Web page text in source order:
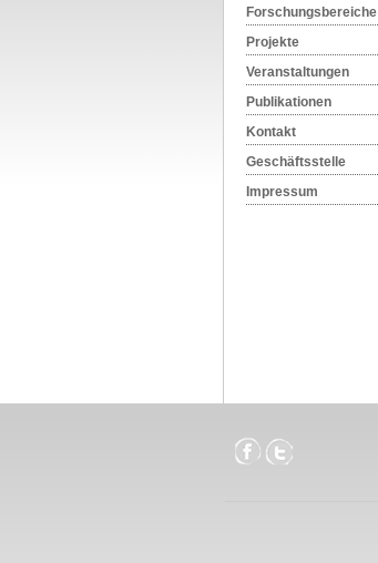
Forschungsbereiche
Projekte
Veranstaltungen
Publikationen
Kontakt
Geschäftsstelle
Impressum